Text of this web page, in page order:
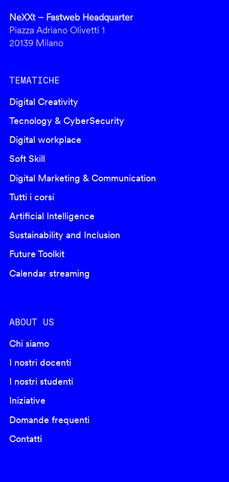
NeXXt – Fastweb Headquarter
Piazza Adriano Olivetti 1
20139 Milano
TEMATICHE
Digital Creativity
Tecnology & CyberSecurity
Digital workplace
Soft Skill
Digital Marketing & Communication
Tutti i corsi
Artificial Intelligence
Sustainability and Inclusion
Future Toolkit
Calendar streaming
ABOUT US
Chi siamo
I nostri docenti
I nostri studenti
Iniziative
Domande frequenti
Contatti